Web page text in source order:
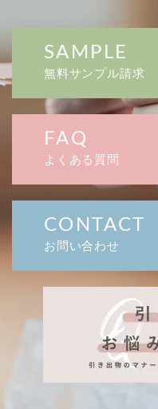
SAMPLE
無料サンプル請求
FAQ
よくある質問
CONTACT
お問い合わせ